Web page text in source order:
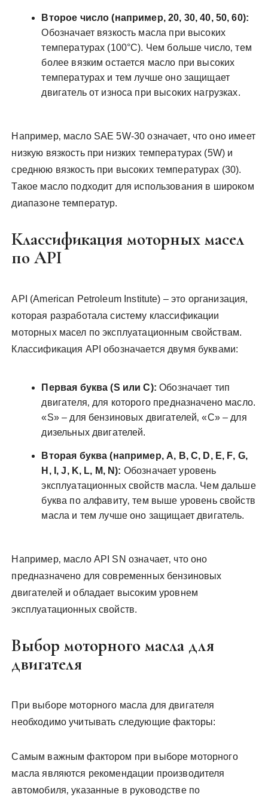
Второе число (например‚ 20‚ 30‚ 40‚ 50‚ 60):
Обозначает вязкость масла при высоких
температурах (100°C). Чем больше число‚ тем
более вязким остается масло при высоких
температурах и тем лучше оно защищает
двигатель от износа при высоких нагрузках.
Например‚ масло SAE 5W-30 означает‚ что оно имеет
низкую вязкость при низких температурах (5W) и
среднюю вязкость при высоких температурах (30).
Такое масло подходит для использования в широком
диапазоне температур.
Классификация моторных масел
по API
API (American Petroleum Institute) – это организация‚
которая разработала систему классификации
моторных масел по эксплуатационным свойствам.
Классификация API обозначается двумя буквами:
Первая буква (S или C): Обозначает тип
двигателя‚ для которого предназначено масло.
«S» – для бензиновых двигателей‚ «C» – для
дизельных двигателей.
Вторая буква (например‚ A‚ B‚ C‚ D‚ E‚ F‚ G‚
H‚ I‚ J‚ K‚ L‚ M‚ N): Обозначает уровень
эксплуатационных свойств масла. Чем дальше
буква по алфавиту‚ тем выше уровень свойств
масла и тем лучше оно защищает двигатель.
Например‚ масло API SN означает‚ что оно
предназначено для современных бензиновых
двигателей и обладает высоким уровнем
эксплуатационных свойств.
Выбор моторного масла для
двигателя
При выборе моторного масла для двигателя
необходимо учитывать следующие факторы:
Самым важным фактором при выборе моторного
масла являются рекомендации производителя
автомобиля‚ указанные в руководстве по